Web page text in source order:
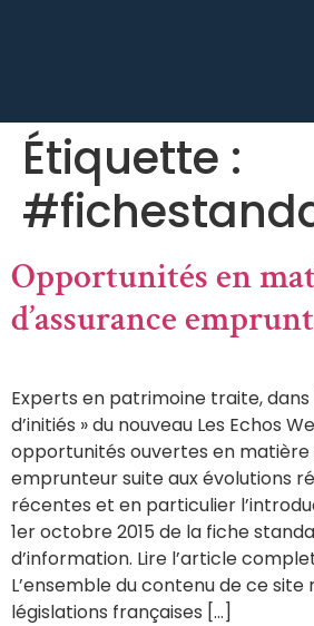
Étiquette :
Opportunités en
d’assurance
Experts en patrimoine traite, dans
d’initiés » du nouveau Les Echos
opportunités ouvertes en matière
emprunteur suite aux évolutions
récentes et en particulier
1er octobre 2015 de la fiche
d’information. Lire l’article
L’ensemble du contenu de ce site
législations françaises […]